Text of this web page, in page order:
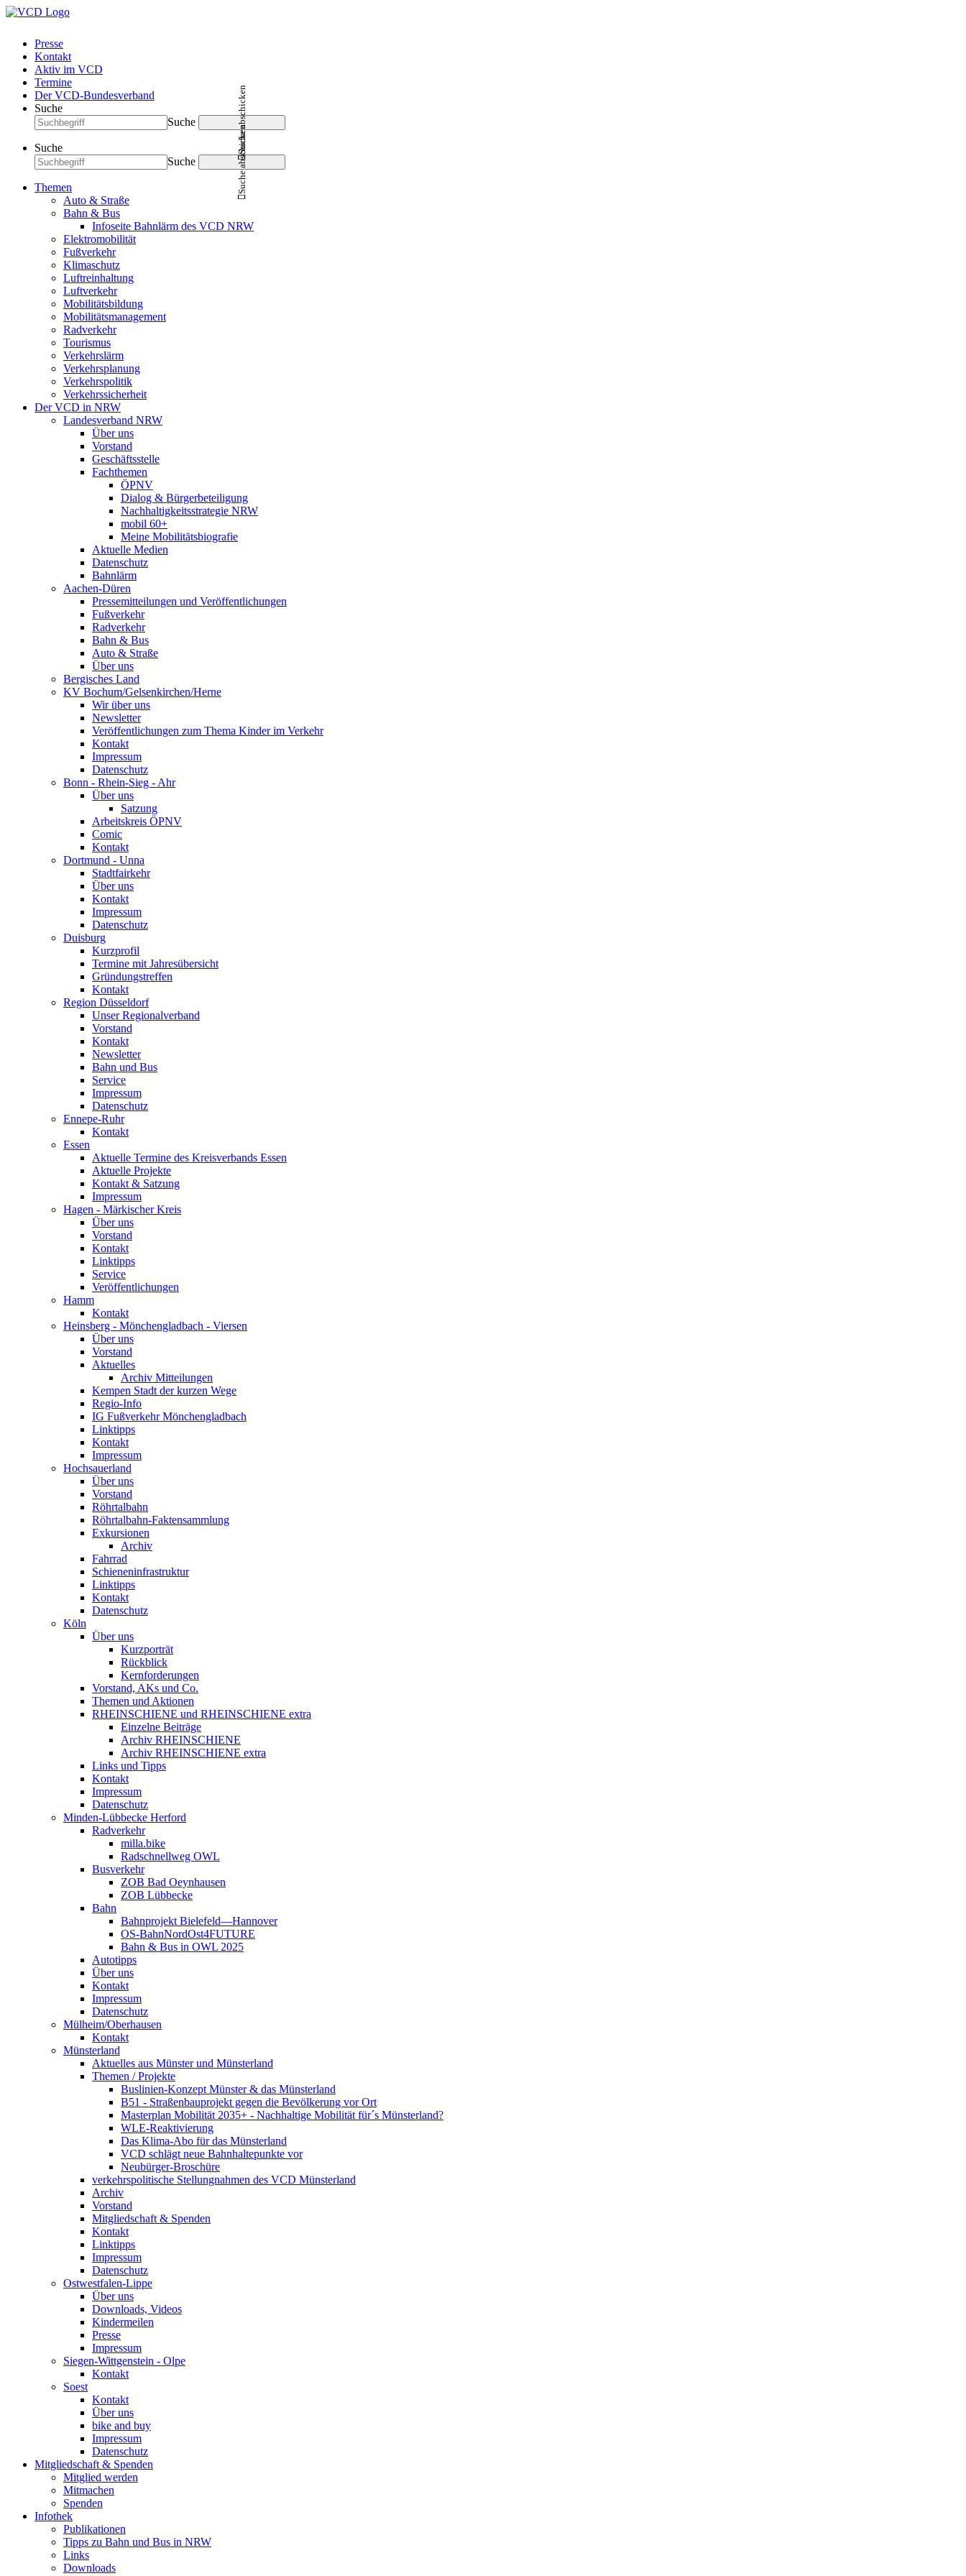
Presse
Kontakt
Aktiv im VCD
Termine
Der VCD-Bundesverband
Suche
Suche
Suche abschicken
Suche
Suche
Suche abschicken
Themen
Auto & Straße
Bahn & Bus
Infoseite Bahnlärm des VCD NRW
Elektromobilität
Fußverkehr
Klimaschutz
Luftreinhaltung
Luftverkehr
Mobilitätsbildung
Mobilitätsmanagement
Radverkehr
Tourismus
Verkehrslärm
Verkehrsplanung
Verkehrspolitik
Verkehrssicherheit
Der VCD in NRW
Landesverband NRW
Über uns
Vorstand
Geschäftsstelle
Fachthemen
ÖPNV
Dialog & Bürgerbeteiligung
Nachhaltigkeitsstrategie NRW
mobil 60+
Meine Mobilitätsbiografie
Aktuelle Medien
Datenschutz
Bahnlärm
Aachen-Düren
Pressemitteilungen und Veröffentlichungen
Fußverkehr
Radverkehr
Bahn & Bus
Auto & Straße
Über uns
Bergisches Land
KV Bochum/Gelsenkirchen/Herne
Wir über uns
Newsletter
Veröffentlichungen zum Thema Kinder im Verkehr
Kontakt
Impressum
Datenschutz
Bonn - Rhein-Sieg - Ahr
Über uns
Satzung
Arbeitskreis ÖPNV
Comic
Kontakt
Dortmund - Unna
Stadtfairkehr
Über uns
Kontakt
Impressum
Datenschutz
Duisburg
Kurzprofil
Termine mit Jahresübersicht
Gründungstreffen
Kontakt
Region Düsseldorf
Unser Regionalverband
Vorstand
Kontakt
Newsletter
Bahn und Bus
Service
Impressum
Datenschutz
Ennepe-Ruhr
Kontakt
Essen
Aktuelle Termine des Kreisverbands Essen
Aktuelle Projekte
Kontakt & Satzung
Impressum
Hagen - Märkischer Kreis
Über uns
Vorstand
Kontakt
Linktipps
Service
Veröffentlichungen
Hamm
Kontakt
Heinsberg - Mönchengladbach - Viersen
Über uns
Vorstand
Aktuelles
Archiv Mitteilungen
Kempen Stadt der kurzen Wege
Regio-Info
IG Fußverkehr Mönchengladbach
Linktipps
Kontakt
Impressum
Hochsauerland
Über uns
Vorstand
Röhrtalbahn
Röhrtalbahn-Faktensammlung
Exkursionen
Archiv
Fahrrad
Schieneninfrastruktur
Linktipps
Kontakt
Datenschutz
Köln
Über uns
Kurzporträt
Rückblick
Kernforderungen
Vorstand, AKs und Co.
Themen und Aktionen
RHEINSCHIENE und RHEINSCHIENE extra
Einzelne Beiträge
Archiv RHEINSCHIENE
Archiv RHEINSCHIENE extra
Links und Tipps
Kontakt
Impressum
Datenschutz
Minden-Lübbecke Herford
Radverkehr
milla.bike
Radschnellweg OWL
Busverkehr
ZOB Bad Oeynhausen
ZOB Lübbecke
Bahn
Bahnprojekt Bielefeld—Hannover
OS-BahnNordOst4FUTURE
Bahn & Bus in OWL 2025
Autotipps
Über uns
Kontakt
Impressum
Datenschutz
Mülheim/Oberhausen
Kontakt
Münsterland
Aktuelles aus Münster und Münsterland
Themen / Projekte
Buslinien-Konzept Münster & das Münsterland
B51 - Straßenbauprojekt gegen die Bevölkerung vor Ort
Masterplan Mobilität 2035+ - Nachhaltige Mobilität für´s Münsterland?
WLE-Reaktivierung
Das Klima-Abo für das Münsterland
VCD schlägt neue Bahnhaltepunkte vor
Neubürger-Broschüre
verkehrspolitische Stellungnahmen des VCD Münsterland
Archiv
Vorstand
Mitgliedschaft & Spenden
Kontakt
Linktipps
Impressum
Datenschutz
Ostwestfalen-Lippe
Über uns
Downloads, Videos
Kindermeilen
Presse
Impressum
Siegen-Wittgenstein - Olpe
Kontakt
Soest
Kontakt
Über uns
bike and buy
Impressum
Datenschutz
Mitgliedschaft & Spenden
Mitglied werden
Mitmachen
Spenden
Infothek
Publikationen
Tipps zu Bahn und Bus in NRW
Links
Downloads